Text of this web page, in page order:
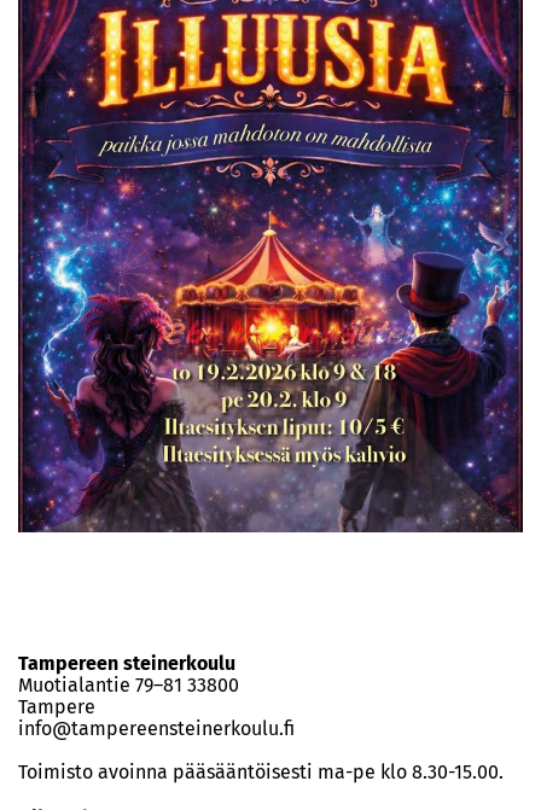
Tampereen steinerkoulu
Muotialantie 79–81 33800
Tampere
info@tampereensteinerkoulu.fi
Toimisto avoinna pääsääntöisesti ma-pe klo 8.30-15.00.